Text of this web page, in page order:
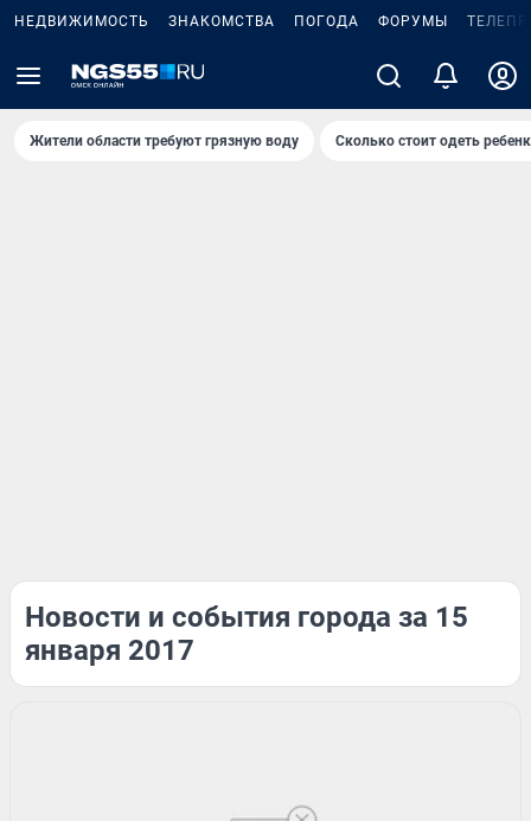
НЕДВИЖИМОСТЬ ЗНАКОМСТВА ПОГОДА ФОРУМЫ
Жители области требуют грязную воду Сколько стоит одеть
Новости и события города за 15
января 2017